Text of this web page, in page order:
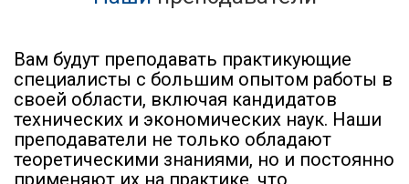
Вам будут преподавать практикующие
специалисты с большим опытом работы в
своей области, включая кандидатов
технических и экономических наук. Наши
преподаватели не только обладают
теоретическими знаниями, но и постоянно
применяют их на практике, что